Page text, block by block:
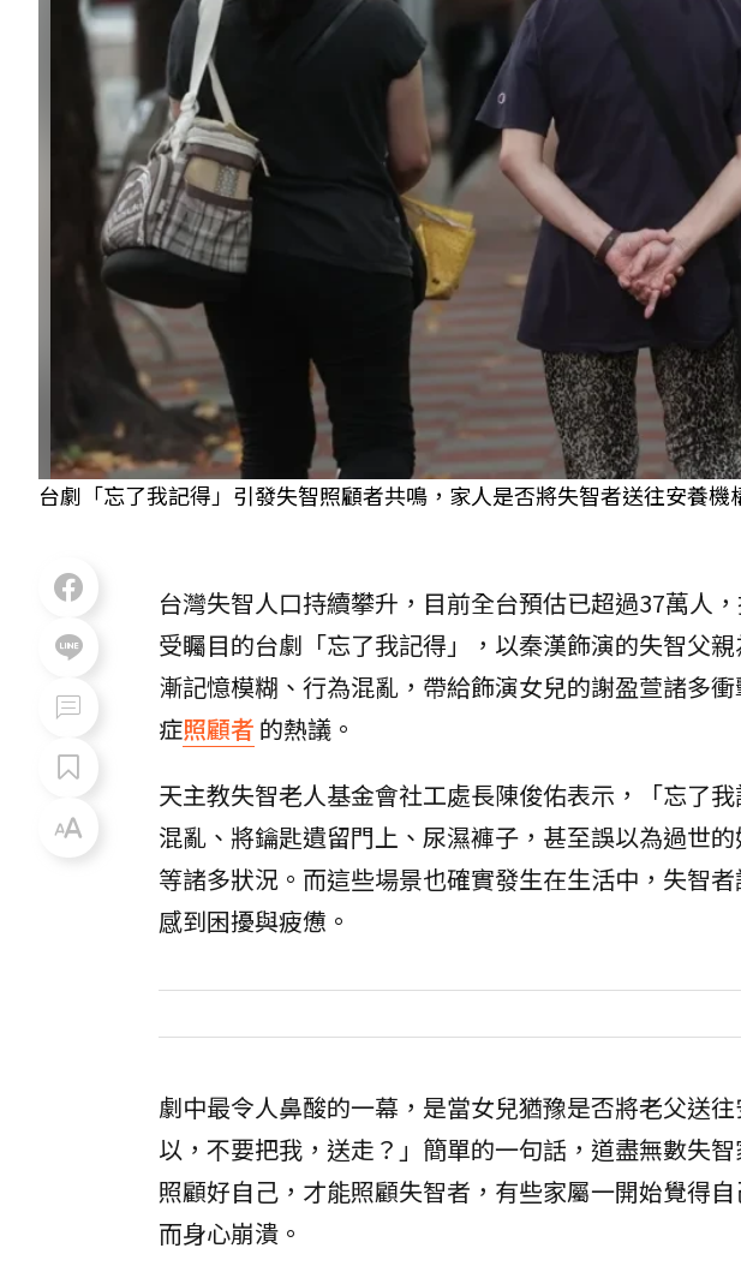
台劇「忘了我記得」引發失智照顧者共鳴，家人是否將失智者送往安養
台灣失智人口持續攀升，目前全台預估已超過37萬人
受矚目的台劇「忘了我記得」，以秦漢飾演的失智父
漸記憶模糊、行為混亂，帶給飾演女兒的謝盈萱諸多
症照顧者 的熱議。
天主教失智老人基金會社工處長陳俊佑表示，「忘了
混亂、將鑰匙遺留門上、尿濕褲子，甚至誤以為過世
等諸多狀況。而這些場景也確實發生在生活中，失智
感到困擾與疲憊。
劇中最令人鼻酸的一幕，是當女兒猶豫是否將老父送
以，不要把我，送走？」簡單的一句話，道盡無數失
照顧好自己，才能照顧失智者，有些家屬一開始覺得
而身心崩潰。